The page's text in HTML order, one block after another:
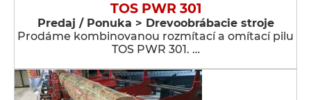
TOS PWR 301
Predaj / Ponuka > Drevoobrábacie stroje
Prodáme kombinovanou rozmítací a omítací pilu
TOS PWR 301. …